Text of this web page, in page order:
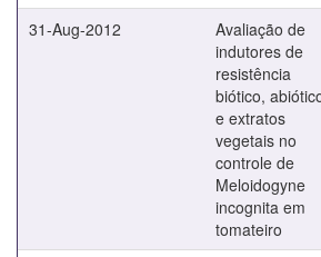
31-Aug-2012
Avaliação de
indutores de
resistência
biótico,
e extratos
vegetais no
controle de
Meloidogyne
incognita em
tomateiro